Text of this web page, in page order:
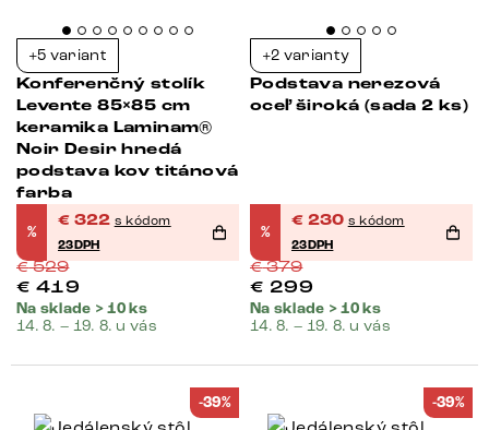
+5 variant
Konferenčný stolík
Levente 85×85 cm
keramika Laminam®
Noir Desir hnedá
podstava kov titánová
farba
%
€ 322 s kódom
23DPH
€529
€ 419
Na sklade > 10 ks
14. 8. – 19. 8. u vás
+2 varianty
Podstava nerezová
oceľ široká (sada 2 ks)
%
€ 230 s kódom
23DPH
€379
€ 299
Na sklade > 10 ks
14. 8. – 19. 8. u vás
-39% -39%